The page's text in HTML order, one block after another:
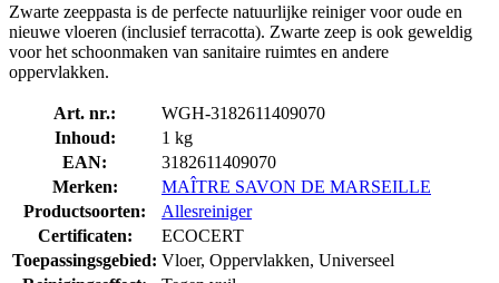
Zwarte zeeppasta is de perfecte natuurlijke reiniger voor oude en
nieuwe vloeren (inclusief terracotta). Zwarte zeep is ook geweldig
voor het schoonmaken van sanitaire ruimtes en andere
oppervlakken.
Art. nr.:
WGH-3182611409070
Inhoud:
1 kg
EAN:
3182611409070
Merken:
MAÎTRE SAVON DE MARSEILLE
Productsoorten:
Allesreiniger
Certificaten:
ECOCERT
Toepassingsgebied: Vloer, Oppervlakken, Universeel